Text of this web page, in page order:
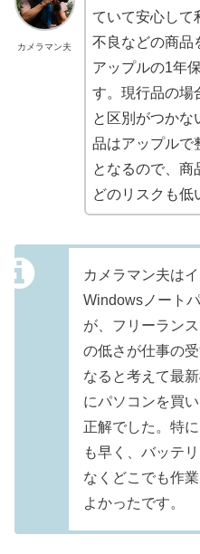
カメラマン夫
ていて安心して
不良などの商品
アップルの1年
す。現行品の場
と区別がつかな
品はアップルで
となるので、商
どのリスクも低
カメラマン夫は
Windowsノート
が、フリーラン
の低さが仕事の
なると考えて最
にパソコンを買
正解でした。特
も早く、バッテ
なくどこでも作
よかったです。